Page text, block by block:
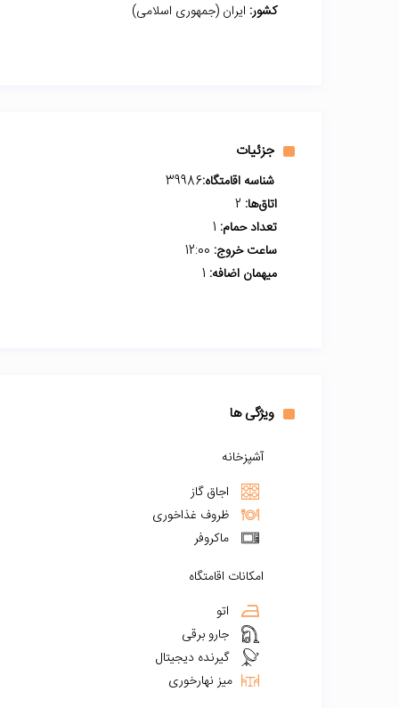
کشور: ایران (جمهوری اسلامی)
جزئیات
شناسه اقامتگاه:39986
اتاق‌ها:
تعداد حمام:
ساعت خروج:
میهمان اضافه:
ویژگی ها
آشپزخانه
اجاق گاز
ظروف غذاخوری
ماکروفر
امکانات اقامتگاه
اتو
جارو برقی
گیرنده دیجیتال
میز نهارخوری